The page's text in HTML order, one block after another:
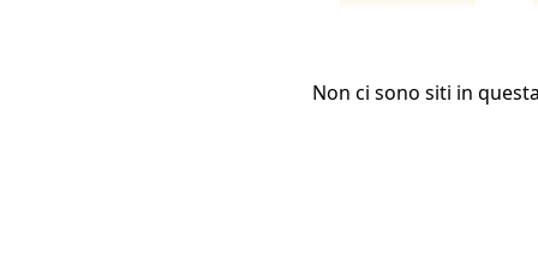
Non ci sono siti in